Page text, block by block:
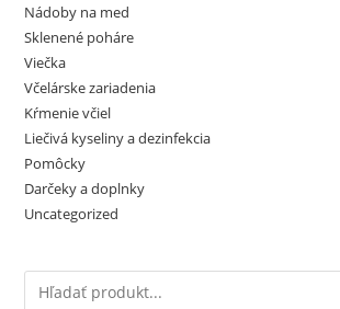
Nádoby na med
Sklenené poháre
Viečka
Včelárske zariadenia
Kŕmenie včiel
Liečivá kyseliny a dezinfekcia
Pomôcky
Darčeky a doplnky
Uncategorized
Products